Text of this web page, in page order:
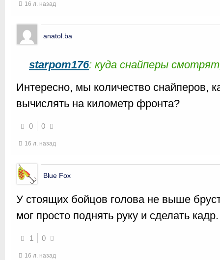
16 л. назад
anatol.ba
starpom176: куда снайперы
Интересно, мы количество снайперов,
вычислять на километр фронта?
0 0
16 л. назад
Blue Fox
У стоящих бойцов голова не выше
мог просто поднять руку и сделать кадр.
1 0
16 л. назад